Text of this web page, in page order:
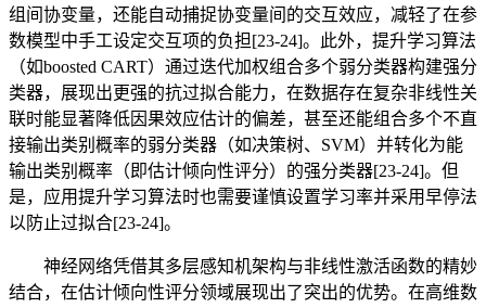
组间协变量，还能自动捕捉协变量间的交互效应，减轻了在参
数模型中手工设定交互项的负担[23-24]。此外，提升学习算法
（如boosted CART）通过迭代加权组合多个弱分类器构建强分
类器，展现出更强的抗过拟合能力，在数据存在复杂非线性关
联时能显著降低因果效应估计的偏差，甚至还能组合多个不直
接输出类别概率的弱分类器（如决策树、SVM）并转化为能
输出类别概率（即估计倾向性评分）的强分类器[23-24]。但
是，应用提升学习算法时也需要谨慎设置学习率并采用早停法
以防止过拟合[23-24]。
神经网络凭借其多层感知机架构与非线性激活函数的精妙
结合，在估计倾向性评分领域展现出了突出的优势。在高维数